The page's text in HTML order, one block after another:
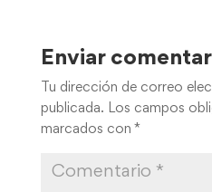
Enviar
Tu dirección de correo
publicada. Los campos
marcados con *